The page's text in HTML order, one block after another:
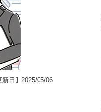
新日】2025/05/06